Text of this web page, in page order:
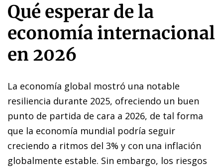
Qué esperar de la
economía internacional
en 2026
La economía global mostró una notable
resiliencia durante 2025, ofreciendo un buen
punto de partida de cara a 2026, de tal forma
que la economía mundial podría seguir
creciendo a ritmos del 3% y con una inflación
globalmente estable. Sin embargo, los riesgos